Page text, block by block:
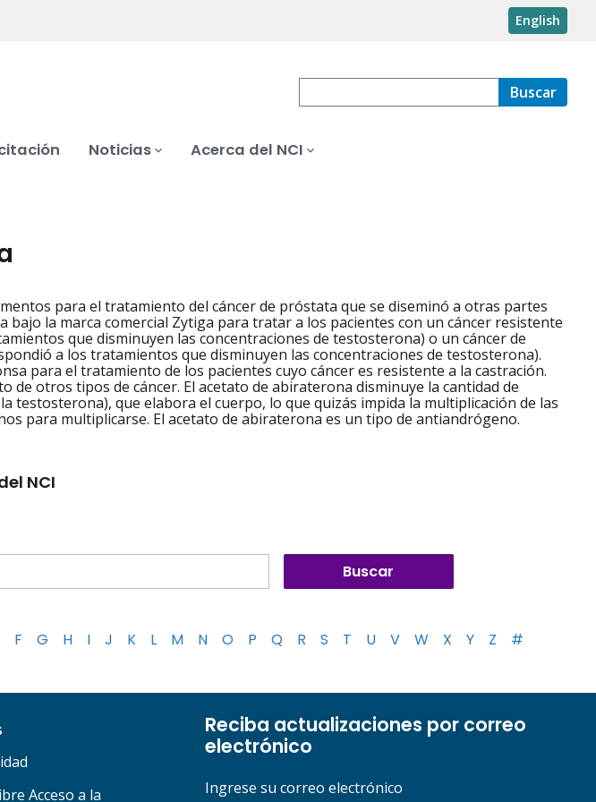
English
Buscar
Noticias Acerca del NCI
para el tratamiento del cáncer de próstata que se diseminó a otras partes
bajo la marca comercial Zytiga para tratar a los pacientes con un cáncer resistente
que disminuyen las concentraciones de testosterona) o un cáncer de
a los tratamientos que disminuyen las concentraciones de testosterona).
para el tratamiento de los pacientes cuyo cáncer es resistente a la castración.
de otros tipos de cáncer. El acetato de abiraterona disminuye la cantidad de
testosterona), que elabora el cuerpo, lo que quizás impida la multiplicación de las
para multiplicarse. El acetato de abiraterona es un tipo de antiandrógeno.
NCI
F G H I J K L M N O P Q R S T U V W X Y Z #
Acceso a la
Reciba actualizaciones por correo
electrónico
Ingrese su correo electrónico